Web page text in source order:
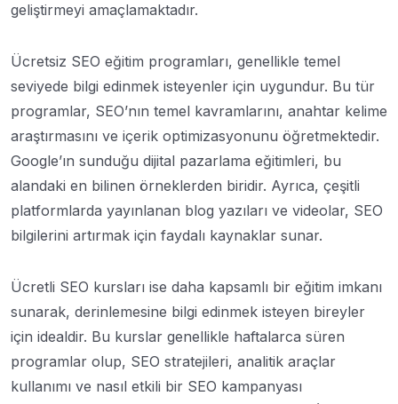
geliştirmeyi amaçlamaktadır.
Ücretsiz SEO eğitim programları, genellikle temel
seviyede bilgi edinmek isteyenler için uygundur. Bu tür
programlar, SEO’nın temel kavramlarını, anahtar kelime
araştırmasını ve içerik optimizasyonunu öğretmektedir.
Google’ın sunduğu dijital pazarlama eğitimleri, bu
alandaki en bilinen örneklerden biridir. Ayrıca, çeşitli
platformlarda yayınlanan blog yazıları ve videolar, SEO
bilgilerini artırmak için faydalı kaynaklar sunar.
Ücretli SEO kursları ise daha kapsamlı bir eğitim imkanı
sunarak, derinlemesine bilgi edinmek isteyen bireyler
için idealdir. Bu kurslar genellikle haftalarca süren
programlar olup, SEO stratejileri, analitik araçlar
kullanımı ve nasıl etkili bir SEO kampanyası